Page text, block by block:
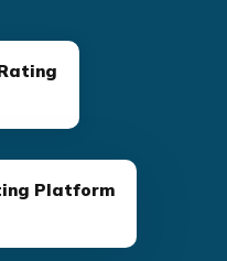
Platform